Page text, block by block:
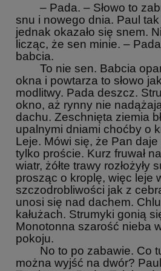
– Pada. – Słowo to
snu i nowego dnia. Paul
jednak okazało się snem.
licząc, że sen minie. –
babcia.
To nie sen. Babcia
okna i powtarza to słowo
modlitwy. Pada deszcz.
okno, aż rynny nie
dachu. Zeschnięta ziemia
upalnymi dniami choćby o
Leje. Mówi się, że Pan
tylko proście. Kurz fruwał
wiatr, żółte trawy rozłożyły
prosząc o kroplę, więc leje
szczodrobliwości jak z
unosi się nad dachem.
kałużach. Strumyki gonią
Monotonna szarość nieba
pokoju.
No to po zabawie. Co
można wyjść na dwór? Paul